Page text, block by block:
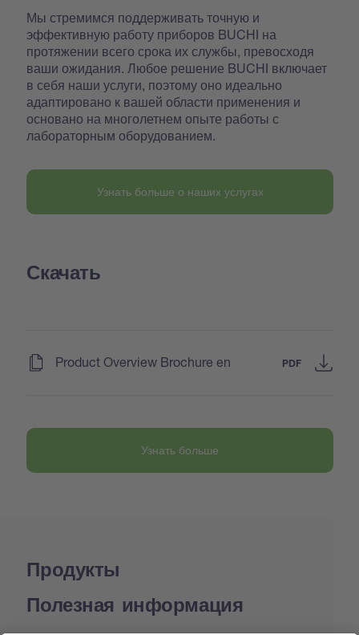
Мы стремимся поддерживать точную и
эффективную работу приборов BUCHI на
протяжении всего срока их службы, превосходя
ваши ожидания. Любое решение BUCHI включает
в себя наши услуги, поэтому оно идеально
адаптировано к вашей области применения и
основано на многолетнем опыте работы с
лабораторным оборудованием.
Узнать больше о наших услугах
Скачать
Product Overview Brochure en PDF
Узнать больше
Продукты
Полезная информация